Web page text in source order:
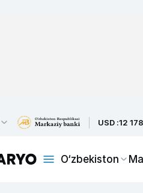
USD :12
O‘zbekiston